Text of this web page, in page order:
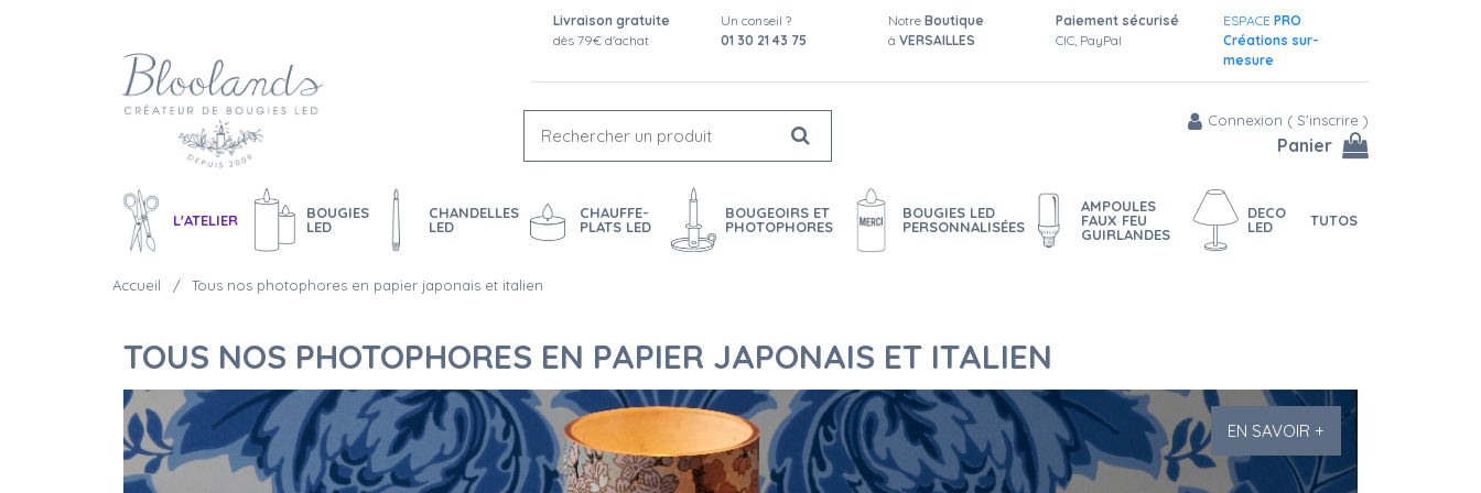
Livraison gratuite
dès 79€ d'achat
Un conseil ?
01 30 21 43 75
Notre Boutique
à VERSAILLES
Paiement sécurisé
CIC, PayPal
ESPACE PRO
Créations sur-
mesure
Connexion ( S'inscrire )
Panier
L'ATELIER
BOUGIES
LED
CHANDELLES
LED
CHAUFFE-
PLATS LED
BOUGEOIRS ET
PHOTOPHORES
BOUGIES LED
PERSONNALISÉES
AMPOULES
FAUX FEU
GUIRLANDES
DECO
LED
TUTOS
Accueil Tous nos photophores en papier japonais et italien
TOUS NOS PHOTOPHORES EN PAPIER JAPONAIS ET ITALIEN
EN SAVOIR +